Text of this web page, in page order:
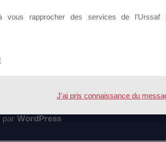
de candidature
par WordPress
vous rapprocher des services de l’Urssaf
J'ai pris connaissance du